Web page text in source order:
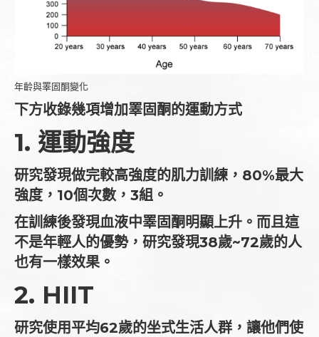
年齡與睪固酮變化
下方收錄幾項增加睪固酮的運動方式
1. 運動強度
研究發現做完較高強度的肌力訓練，80%最大
強度，10個次數，3組。
在訓練後發現血液中睪固酮明顯上升。而且這
不是年輕人的優勢，研究發現38歲~72歲的人
也有一樣效果。
2. HIIT
研究使用平均62歲的坐式生活人群，讓他們使